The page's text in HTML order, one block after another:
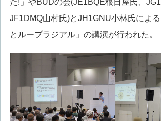
た!」やBUDの会(JE1BQE根日屋氏、
JF1DMQ山村氏)とJH1GNU小林氏によ
とループラジアル」の講演が行われた。